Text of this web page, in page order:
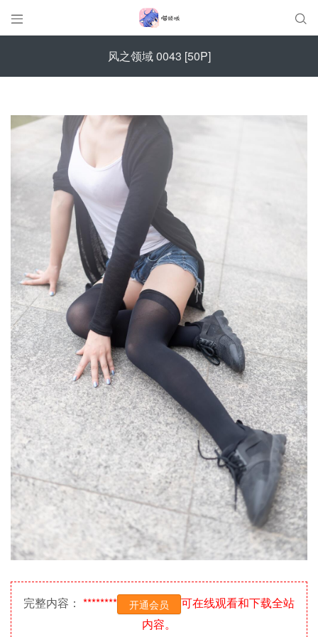
 
风之领域 0043 [50P]
完整内容： ******** 开通会员
可在线观看和下载全站
内容。